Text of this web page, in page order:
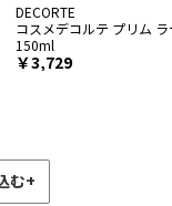
DECORTE
コスメデコルテ プリム
150ml
3,729
む+